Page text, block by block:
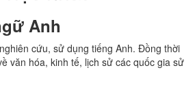
Anh
cứu, sử dụng tiếng Anh. Đồng thời
văn hóa, kinh tế, lịch sử các quốc gia sử